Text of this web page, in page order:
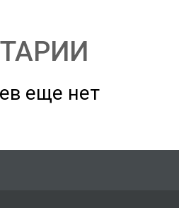
еще нет